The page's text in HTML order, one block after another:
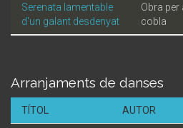
Serenata lamentable
d'un galant desdenyat
Obra per
cobla
Arranjaments de danses
TÍTOL AUTOR